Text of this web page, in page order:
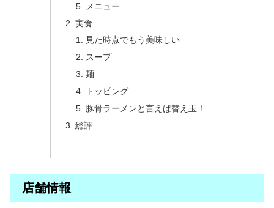
メニュー
実食
見た時点でもう美味しい
スープ
麺
トッピング
豚骨ラーメンと言えば替え玉！
総評
店舗情報